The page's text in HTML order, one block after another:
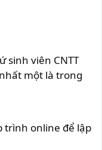
sinh viên CNTT
một là trong
trình online để lập